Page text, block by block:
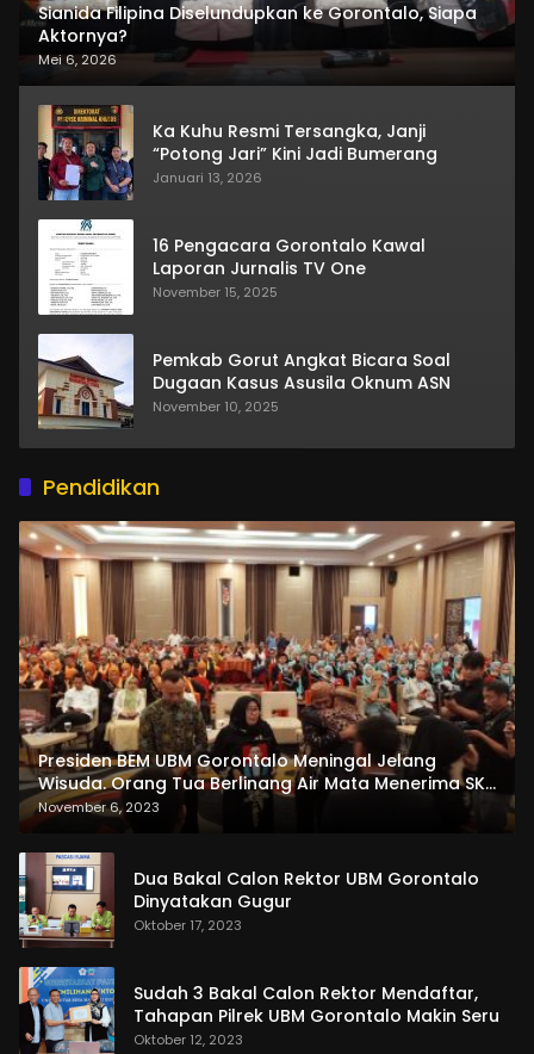
Sianida Filipina Diselundupkan ke Gorontalo, Siapa
Aktornya?
Mei 6, 2026
Ka Kuhu Resmi Tersangka, Janji
“Potong Jari” Kini Jadi Bumerang
Januari 13, 2026
16 Pengacara Gorontalo Kawal
Laporan Jurnalis TV One
November 15, 2025
Pemkab Gorut Angkat Bicara Soal
Dugaan Kasus Asusila Oknum ASN
November 10, 2025
Pendidikan
Presiden BEM UBM Gorontalo Meningal Jelang
Wisuda. Orang Tua Berlinang Air Mata Menerima SKL
dan Pemasangan Salempang
November 6, 2023
Dua Bakal Calon Rektor UBM Gorontalo
Dinyatakan Gugur
Oktober 17, 2023
Sudah 3 Bakal Calon Rektor Mendaftar,
Tahapan Pilrek UBM Gorontalo Makin Seru
Oktober 12, 2023